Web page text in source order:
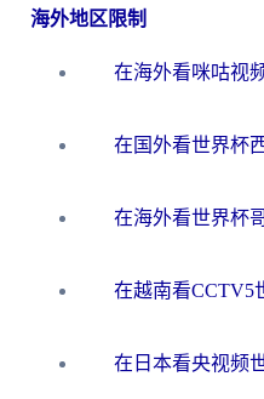
海外地区限制